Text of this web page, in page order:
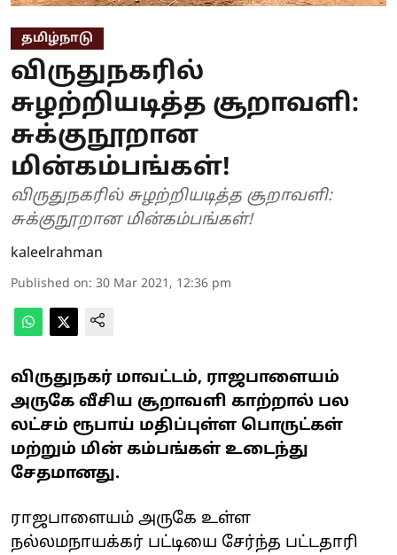
தமிழ்நாடு
விருதுநகரில்
சுழற்றியடித்த சூறாவளி:
சுக்குநூறான
மின்கம்பங்கள்!
விருதுநகரில் சுழற்றியடித்த சூறாவளி:
சுக்குநூறான மின்கம்பங்கள்!
kaleelrahman
Published on: 30 Mar 2021, 12:36 pm
விருதுநகர் மாவட்டம், ராஜபாளையம்
அருகே வீசிய சூறாவளி காற்றால் பல
லட்சம் ரூபாய் மதிப்புள்ள பொருட்கள்
மற்றும் மின் கம்பங்கள் உடைந்து
சேதமானது.
ராஜபாளையம் அருகே உள்ள
நல்லமநாயக்கர் பட்டியை சேர்ந்த பட்டதாரி